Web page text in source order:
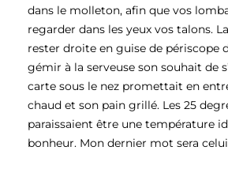
dans le molleton, afin que vos
regarder dans les yeux vos talons.
rester droite en guise de périscope
gémir à la serveuse son souhait de
carte sous le nez promettait en
chaud et son pain grillé. Les 25
paraissaient être une température
bonheur. Mon dernier mot sera